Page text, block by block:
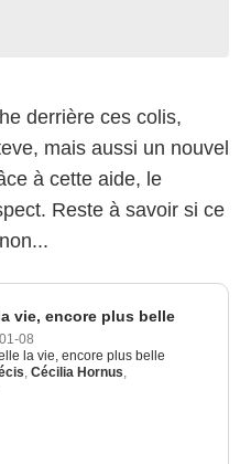
derrière ces colis,
mais aussi un nouvel
à cette aide, le
Reste à savoir si ce
vie, encore plus belle
08
la vie, encore plus belle
Cécilia Hornus